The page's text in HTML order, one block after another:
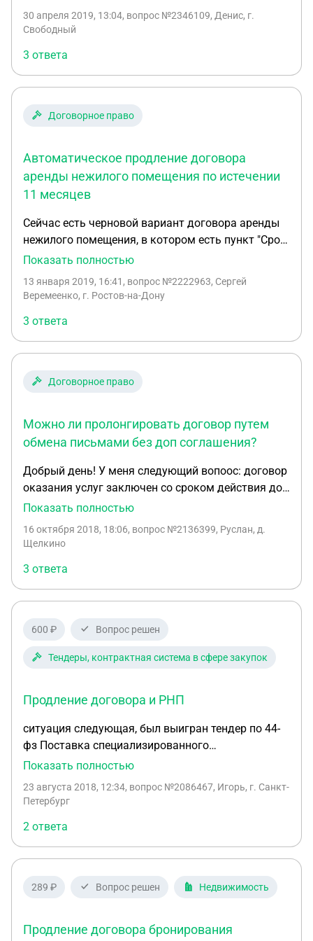
точки зрения - считается ли он продолжением
вопрос связан с тем, что 28 февраля закончился
старый, а новый начался с 1 марта. Но с 1 марта
(если ранее арендатор не работал - т.е. не был
заключен договор ранее 1 марта) арендатору
необходимо было получить лицензию на
если ранее был заключен договор, то штрафа не
будет.
30 апреля 2019, 13:04, вопрос №2346109, Денис, г.
Свободный
3 ответа
Договорное право
Автоматическое продление договора
аренды нежилого помещения по истечении
11 месяцев
Сейчас есть черновой вариант договора аренды
нежилого помещения, в котором есть пункт "Срок
аренды составляет 11 месяцев с даты
этот пункт исправить на "Срок аренды составляет
договора. Договор автоматически продлевает
свою силу по окончанию действия срока аренды
на такой же промежуток времени (11 месяцев) не
менее двух раз"? Т.е. в итоге на 33 месяца. Будет
ли это законно? Т.е. будет ли необходимость
реестрах?
Показать полностью
13 января 2019, 16:41 , вопрос №2222963, Сергей
Веремеенко, г. Ростов-на-Дону
3 ответа
Договорное право
Можно ли пролонгировать договор путем
обмена письмами без доп соглашения?
Добрый день! У меня следующий вопоос: договор
оказания услуг заключен со сроком действия до
31.12.2018 без автоматической пролонгации.
путем обмена письмами без заключения
Показать полностью
16 октября 2018, 18:06, вопрос №2136399, Руслан, д.
Щелкино
3 ответа
600 ₽ Вопрос решен
Тендеры, контрактная система в сфере закупок
Продление договора и РНП
ситуация следующая, был выигран тендер по 44-
фз Поставка специализированного
автотранспортного средства (передвижная
контракта 27.04.2018 по условиям договора, срок
подписании договора была приложена
банковская гарантия на обеспечение контракта
сроков до 30.07.2018 В процессе выполнения
заказа была просрочка, сначала заказчик решил
расторгнуть контракт и начал оформление
http://zakupki.gov.ru/epz/dizk/dizkCard/generalInfor
Показать полностью
23 августа 2018, 12:34, вопрос №2086467, Игорь, г. Санкт-
Петербург
2 ответа
289 ₽ Вопрос решен Недвижимость
Продление договора бронирования